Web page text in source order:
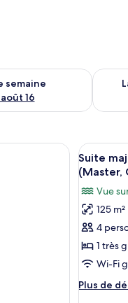
semaine
16
pour cette fin de
de plafond et d’un
moderne équipée d’un
Afficher
toutes
les
photos
pour
ce
type
de
Suite
9
Suite
(Master,
Vue
125 m²
4
1 très
Wi-Fi
Plus de
Plus